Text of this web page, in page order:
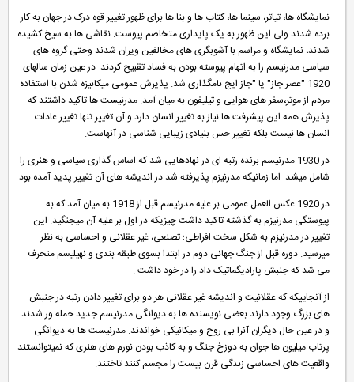
نمایشگاه ها، تیاتر، سینما ها، کتاب ها و بنا ها برای ظهور تغییر قوه درک در جهان به کار
برده شدند ولی این ظهور به یک پایداری متخاصم پیوست. نقاشی ها به سیخ کشیده
شدند، نمایشگاه و مراسم با آشوبگری های مخالفین ویران شدند وحتی گروه های
سیاسی مدرنیسم را به اتهام پیوسته بودن به فساد تقبیح کردند. در عین زمان سالهای
1920 "عصر جاز" یا "جاز ایج نامگذاری شد. پذیرش عمومی میکانیزه شدن با استفاده
مردم از موتر،سفر های هوایی و تیلیفون به میان آمد. مدرنیست ها تاکید داشتند که
پذیرش همه این پیشرفت ها نیاز به تغییر انسان دارد و آن تغییر تنها تغییر عادات
انسان ها نیست بلکه تغییر حس بنیادی زیبایی شناسی در آنهاست.
در 1930 مدرنیسم برنده رتبه ای در نهادهایی شد که اساس گذاری سیاسی و هنری را
شامل میشد. اما زمانیکه مدرنیزم پذیرفته شد در اندیشه های آن تغییر پدید آمده بود.
در 1920 عکس العمل عمومی بر علیه مدرنیسم قبل از 1918 به میان آمد که به
پیوستگی مدرنیزم به گذشته تاکید داشت چیزیکه در اول بر علیه آن میجنگید. این
تغییر در مدرنیزم به شکل سخت افراطی؛ تصنعی، غیر عقلانی و احساسی به نظر
میرسید. دوره قبل از جنگ جهانی دوم در ابتدا بسوی طبقه بندی و نهیلیسم منحرف
می شد که جنبش پارادیگماتیک داد را در خود داشت .
از آنجاییکه که عقلانیت و اندیشه غیر عقلانی هر دو برای تغییر دادن رتبه در جنبش
های بزرگ وجود دارند بعضی نویسنده ها به دیوانگی مدرنیسم جدید حمله ور شدند
و در عین حال دیگران آنرا بی روح و میکانیکی خواندند. مدرنیست ها به دیوانگی
پرتاب میلیون ها جوان به دوزخ جنگ و به کاذب بودن نورم های هنری که نمیتوانستند
واقعیت های احساسی زندگی قرن بیست را مجسم کنند تاختند.